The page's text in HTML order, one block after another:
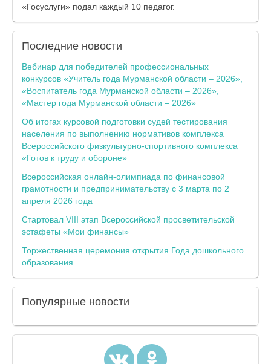
«Госуслуги» подал каждый 10 педагог.
Последние новости
Вебинар для победителей профессиональных
конкурсов «Учитель года Мурманской области – 2026»,
«Воспитатель года Мурманской области – 2026»,
«Мастер года Мурманской области – 2026»
Об итогах курсовой подготовки судей тестирования
населения по выполнению нормативов комплекса
Всероссийского физкультурно-спортивного комплекса
«Готов к труду и обороне»
Всероссийская онлайн-олимпиада по финансовой
грамотности и предпринимательству с 3 марта по 2
апреля 2026 года
Стартовал VIII этап Всероссийской просветительской
эстафеты «Мои финансы»
Торжественная церемония открытия Года дошкольного
образования
Популярные новости